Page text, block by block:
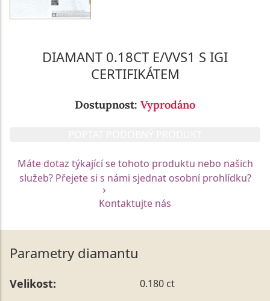
DIAMANT 0.18CT E/VVS1 S IGI
CERTIFIKÁTEM
Dostupnost: Vyprodáno
Máte dotaz týkající se tohoto produktu nebo našich
služeb? Přejete si s námi sjednat osobní prohlídku?
Kontaktujte nás
Parametry diamantu
Velikost: 0.180 ct